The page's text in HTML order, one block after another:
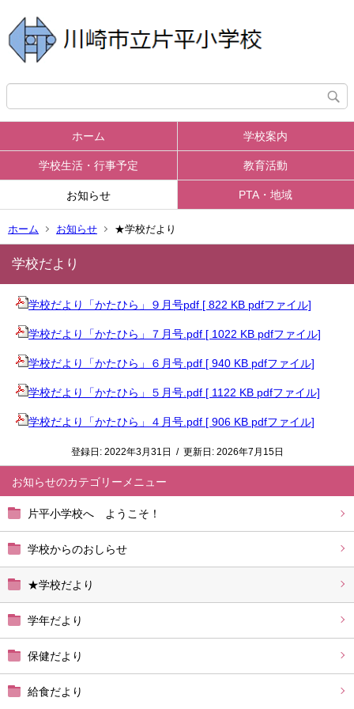
ホーム 学校案内
学校生活・行事予定 教育活動
お知らせ PTA・地域
ホーム お知らせ ★学校だより
お知らせ
片平小学校へ ようこそ！
学校からのおしらせ
★学校だより
学年だより
保健だより
給食だより
学校だより
学校だより「かたひら」９月号pdf [ 822 KB pdfファイル]
学校だより「かたひら」７月号.pdf [ 1022 KB pdfファイル]
学校だより「かたひら」６月号.pdf [ 940 KB pdfファイル]
学校だより「かたひら」５月号.pdf [ 1122 KB pdfファイル]
学校だより「かたひら」４月号.pdf [ 906 KB pdfファイル]
登録日: 2022年3月31日 / 更新日: 2026年7月15日